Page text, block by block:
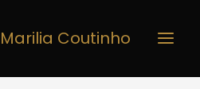
Marilia Coutinho